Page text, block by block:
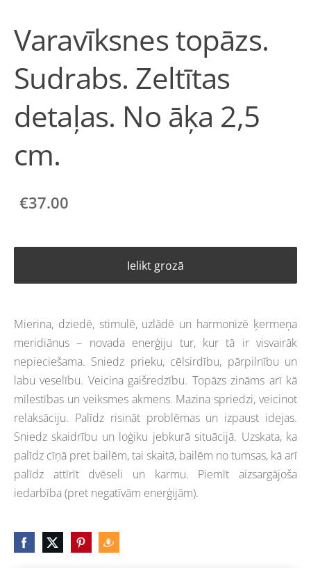
Varavīksnes topāzs.
Sudrabs. Zeltītas
detaļas. No āķa 2,5
cm.
€37.00
Ielikt grozā
Mierina, dziedē, stimulē, uzlādē un harmonizē ķermeņa
meridiānus – novada enerģiju tur, kur tā ir visvairāk
nepieciešama. Sniedz prieku, cēlsirdību, pārpilnību un
labu veselību. Veicina gaišredzību. Topāzs zināms arī kā
mīlestības un veiksmes akmens. Mazina spriedzi, veicinot
relaksāciju. Palīdz risināt problēmas un izpaust idejas.
Sniedz skaidrību un loģiku jebkurā situācijā. Uzskata, ka
palīdz cīņā pret bailēm, tai skaitā, bailēm no tumsas, kā arī
palīdz attīrīt dvēseli un karmu. Piemīt aizsargājoša
iedarbība (pret negatīvām enerģijām).